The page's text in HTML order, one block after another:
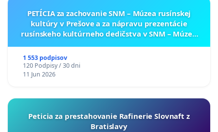
PETÍCIA za zachovanie SNM – Múzea rusínskej
kultúry v Prešove a za nápravu prezentácie
rusínskeho kultúrneho dedičstva v SNM – Múzeu
1 553 podpisov
120 Podpisy / 30 dni
11 Jun 2026
Peticia za prestahovanie Rafinerie Slovnaft z
Bratislavy